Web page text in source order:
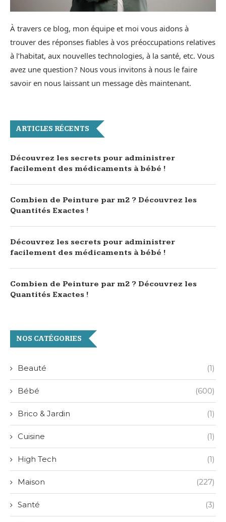
À travers ce blog, mon équipe et moi vous aidons à
trouver des réponses fiables à vos préoccupations relatives
à l’habitat, aux nouvelles technologies, à la santé, etc. Vous
avez une question ? Nous vous invitons à nous le faire
savoir en nous laissant un message dès maintenant.
ARTICLES RÉCENTS
Découvrez les secrets pour administrer
facilement des médicaments à bébé !
Combien de Peinture par m2 ? Découvrez les
Quantités Exactes !
Découvrez les secrets pour administrer
facilement des médicaments à bébé !
Combien de Peinture par m2 ? Découvrez les
Quantités Exactes !
NOS CATÉGORIES
Beauté (1)
Bébé (600)
Brico & Jardin (1)
Cuisine (1)
High Tech (1)
Maison (227)
Santé (3)